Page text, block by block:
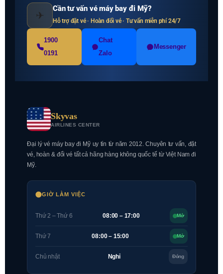
✈
Cần tư vấn vé máy bay đi Mỹ?
Hỗ trợ đặt vé · Hoàn đổi vé · Tư vấn miễn phí 24/7
1900
0191
Chat
Zalo
Messenger
Skyvas
AIRLINES CENTER
Đại lý vé máy bay đi Mỹ uy tín từ năm 2012. Chuyên tư vấn, đặt
vé, hoàn & đổi vé tất cả hãng hàng không quốc tế từ Việt Nam đi
Mỹ.
GIỜ LÀM VIỆC
Thứ 2 – Thứ 6 08:00 – 17:00 Mở
Thứ 7 08:00 – 15:00 Mở
Chủ nhật Nghỉ Đóng